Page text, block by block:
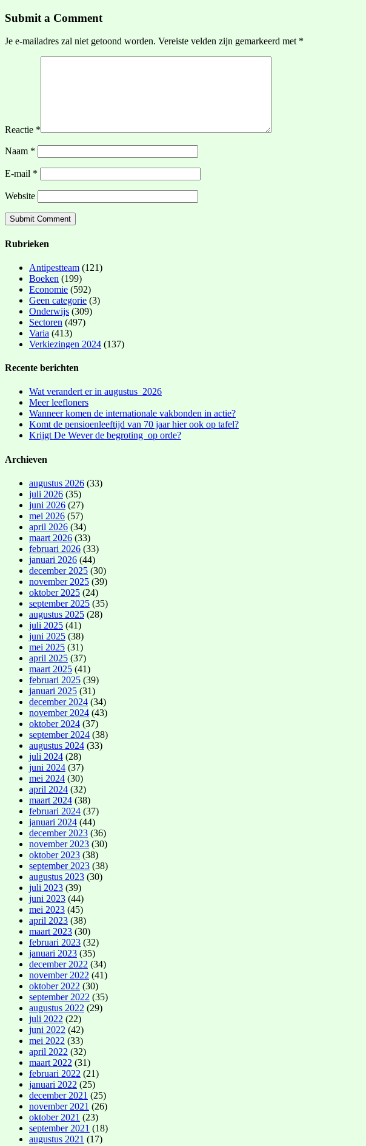
Submit a Comment
Je e-mailadres zal niet getoond worden. Vereiste velden zijn gemarkeerd met *
Reactie *
Naam *
E-mail *
Website
Rubrieken
Antipestteam (121)
Boeken (199)
Economie (592)
Geen categorie (3)
Onderwijs (309)
Sectoren (497)
Varia (413)
Verkiezingen 2024 (137)
Recente berichten
Wat verandert er in augustus 2026
Meer leefloners
Wanneer komen de internationale vakbonden in actie?
Komt de pensioenleeftijd van 70 jaar hier ook op tafel?
Krijgt De Wever de begroting op orde?
Archieven
augustus 2026 (33)
juli 2026 (35)
juni 2026 (27)
mei 2026 (57)
april 2026 (34)
maart 2026 (33)
februari 2026 (33)
januari 2026 (44)
december 2025 (30)
november 2025 (39)
oktober 2025 (24)
september 2025 (35)
augustus 2025 (28)
juli 2025 (41)
juni 2025 (38)
mei 2025 (31)
april 2025 (37)
maart 2025 (41)
februari 2025 (39)
januari 2025 (31)
december 2024 (34)
november 2024 (43)
oktober 2024 (37)
september 2024 (38)
augustus 2024 (33)
juli 2024 (28)
juni 2024 (37)
mei 2024 (30)
april 2024 (32)
maart 2024 (38)
februari 2024 (37)
januari 2024 (44)
december 2023 (36)
november 2023 (30)
oktober 2023 (38)
september 2023 (38)
augustus 2023 (30)
juli 2023 (39)
juni 2023 (44)
mei 2023 (45)
april 2023 (38)
maart 2023 (30)
februari 2023 (32)
januari 2023 (35)
december 2022 (34)
november 2022 (41)
oktober 2022 (30)
september 2022 (35)
augustus 2022 (29)
juli 2022 (22)
juni 2022 (42)
mei 2022 (33)
april 2022 (32)
maart 2022 (31)
februari 2022 (21)
januari 2022 (25)
december 2021 (25)
november 2021 (26)
oktober 2021 (23)
september 2021 (18)
augustus 2021 (17)